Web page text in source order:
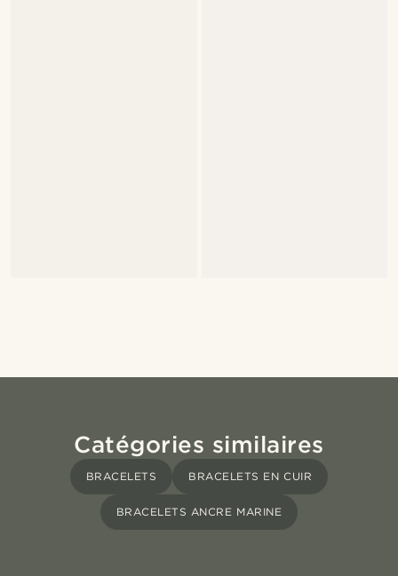
Catégories similaires
BRACELETS BRACELETS EN CUIR
BRACELETS ANCRE MARINE